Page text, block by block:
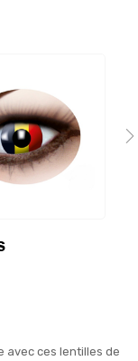
avec ces lentilles de